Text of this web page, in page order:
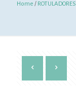
Home / ROTULADORES